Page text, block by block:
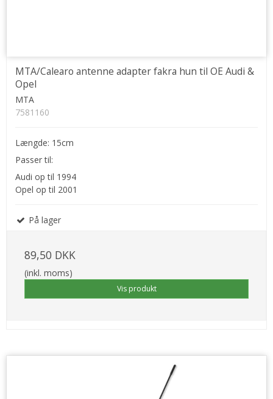
MTA/Calearo antenne adapter fakra hun til OE Audi &
Opel
MTA
7581160
Længde: 15cm
Passer til:
Audi op til 1994
Opel op til 2001
På lager
89,50 DKK
(inkl. moms)
Vis produkt